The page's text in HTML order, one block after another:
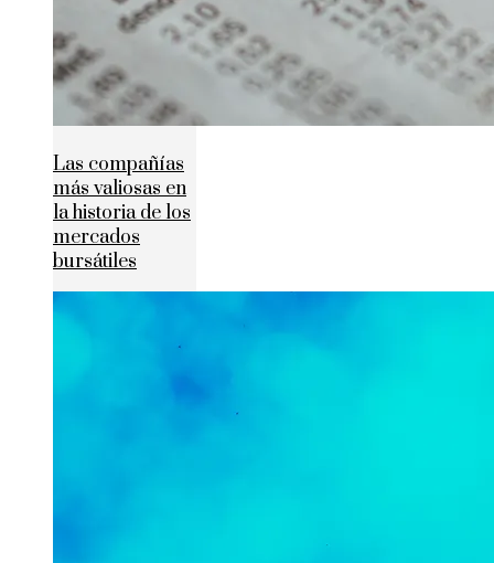
Las compañías
más valiosas en
la historia de los
mercados
bursátiles